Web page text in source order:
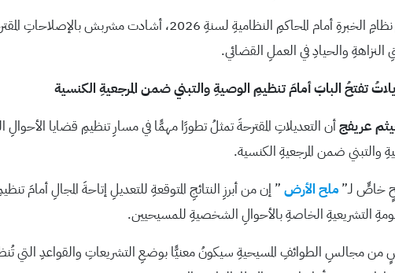
وفيما يتعلقُ بمشروعِ نظامِ الخبرةِ أمام المحاكمِ
والحيادِ في العملِ القضائي.
تفتحُ البابَ أمامَ تنظيمِ الوصيةِ والتبني ضمن المرجعيةِ الكنسية
عريفجأن التعديلاتِ المقترحةَ تمثلُ تطورًا مهمًّا في مسارِ تنظيمِ قضايا
والتبني ضمن المرجعيةِ الكنسية.
خاصٍّ لـ”ملح الأرض ” إن من أبرزِ النتائجِ المتوقعةِ للتعديلِ إتاحةَ المجالِ
التشريعيةِ الخاصةِ بالأحوالِ الشخصيةِ للمسيحيين.
مجالسِ الطوائفِ المسيحيةِ سيكونُ معنيًّا بوضعِ التشريعاتِ والقواعدِ التي